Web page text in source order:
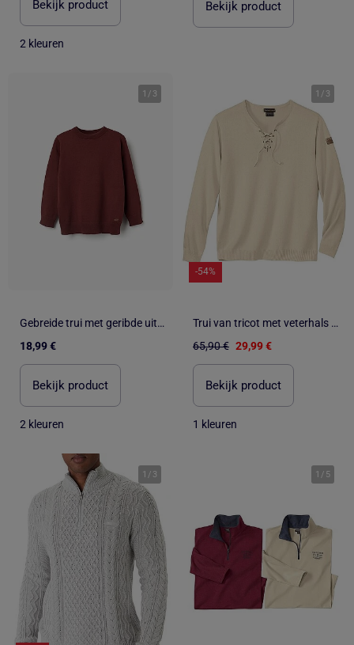
Bekijk product
2 kleuren
Bekijk product
1 / 3
Gebreide trui met geribde uiteinden
18,99 €
Bekijk product
2 kleuren
1 / 3
-54%
Trui van tricot met veterhals - ATLAS FOR MEN
65,90 € 29,99 €
Bekijk product
1 kleuren
1 / 3 1 / 5